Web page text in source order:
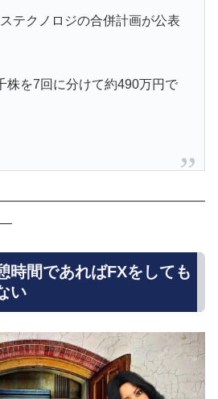
テクノロジの合併計画が公表
株を7回に分けて約490万円で
時間であればFXをしても
い